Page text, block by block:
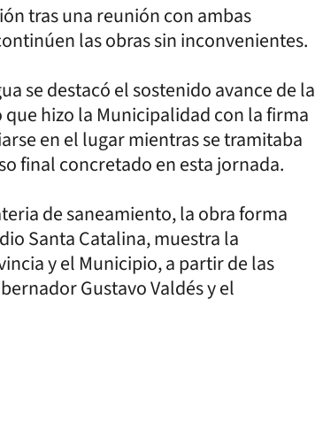
tras una reunión con ambas
las obras sin inconvenientes.
se destacó el sostenido avance de la
hizo la Municipalidad con la firma
en el lugar mientras se tramitaba
final concretado en esta jornada.
de saneamiento, la obra forma
Santa Catalina, muestra la
y el Municipio, a partir de las
Gustavo Valdés y el